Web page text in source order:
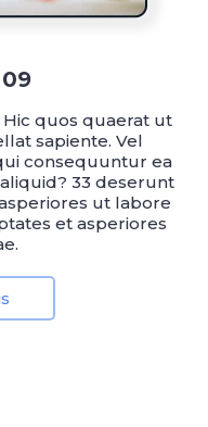
quos quaerat ut
sapiente. Vel
consequuntur ea
33 deserunt
ut labore
et asperiores